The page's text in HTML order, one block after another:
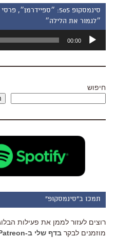
סינמסקופ 505:
״לגמור את הלילה״
אודיו
00:00
חיפוש
תמכו ב"סינמסקופ"
רוצים לעזור לממן את פעילות
מוזמנים לבקר בדף שלי ב-Patreon